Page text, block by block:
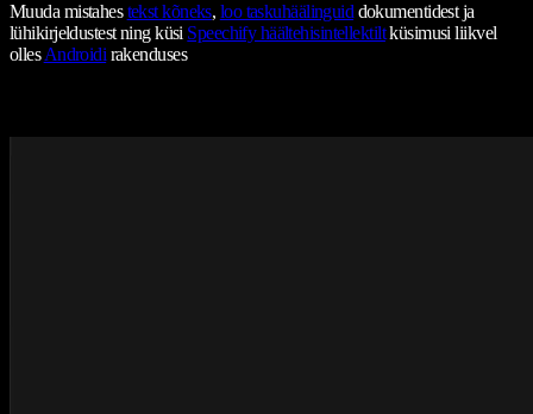
Muuda mistahestekst kõneks, loo taskuhäälinguiddokumentidest ja
lühikirjeldustest ning küsi Speechify häältehisintellektiltküsimusi liikvel
ollesAndroidirakenduses